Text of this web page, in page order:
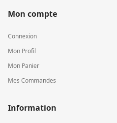
Mon compte
Connexion
Mon Profil
Mon Panier
Mes Commandes
Information